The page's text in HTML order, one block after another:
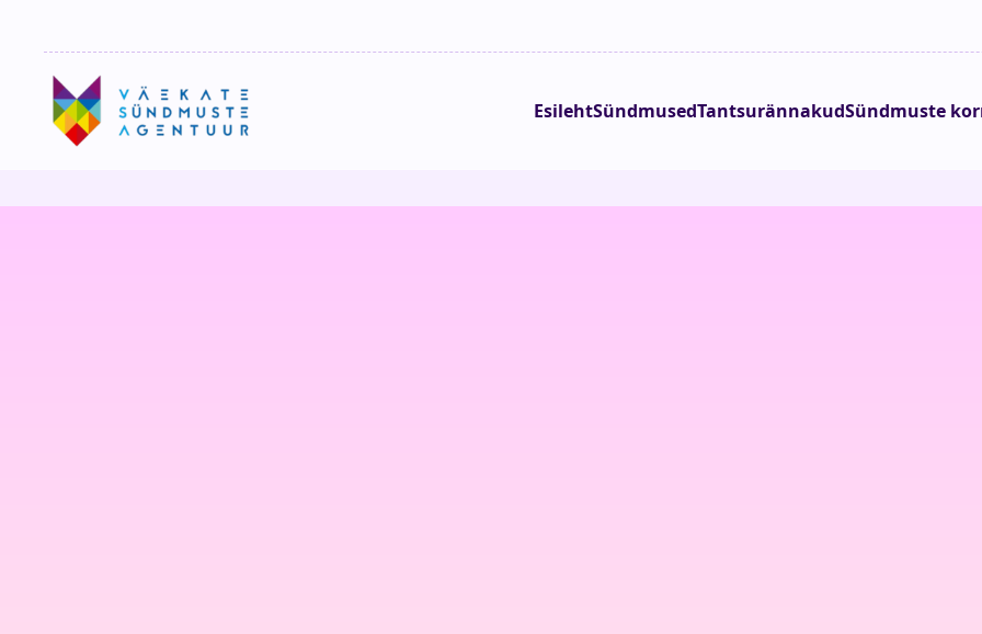
EsilehtSündmusedTantsurännakudSündmuste